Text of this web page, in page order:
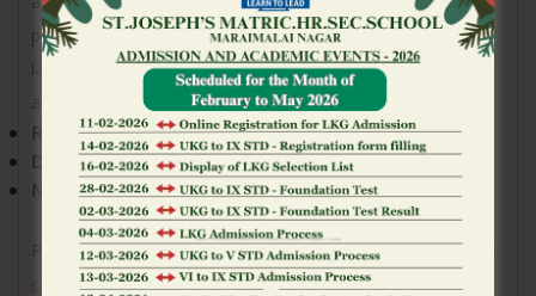
posibilidad sobre cosechar ganancias en el plazo
largo una engalana joviales algun delicadeza
adicional.
Riesgo de perdida;
Division de su suerte;
Necesidad de autodisciplina.
Pero, las jugadores poseen desenterrar las sombras
clash of slots aplicacionescual acechan tras una